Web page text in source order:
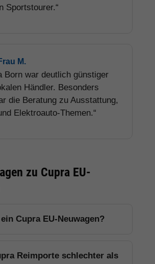
Sportstourer.“
M.
Born war deutlich günstiger
Händler. Besonders
die Beratung zu Ausstattung,
Elektroauto-Themen.“
zu Cupra EU-
Cupra EU-Neuwagen?
Reimporte schlechter als